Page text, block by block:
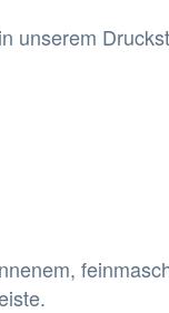
unserem